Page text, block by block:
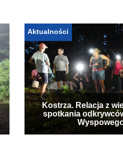
Aktualności
Kostrza. Relacja z
spotkania